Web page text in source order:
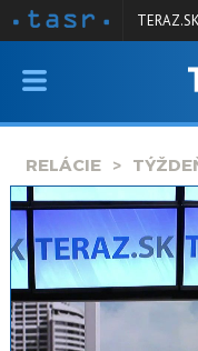
VYSIELANIE
KONTAKT
ARCHÍV
TERAZ.SK
RELÁCIE